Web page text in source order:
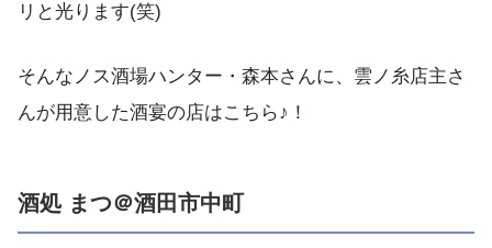
リと光ります(笑)
そんなノス酒場ハンター・森本さんに、雲ノ糸店主さ
んが用意した酒宴の店はこちら♪！
酒処 まつ＠酒田市中町